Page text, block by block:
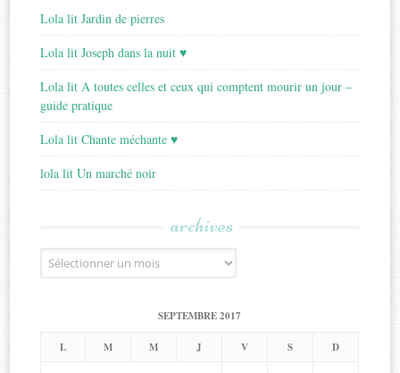
Lola lit Jardin de pierres
Lola lit Joseph dans la nuit ♥
Lola lit A toutes celles et ceux qui comptent mourir un jour –
guide pratique
Lola lit Chante méchante ♥
lola lit Un marché noir
archives
Archives
SEPTEMBRE 2017
L M M J V S D